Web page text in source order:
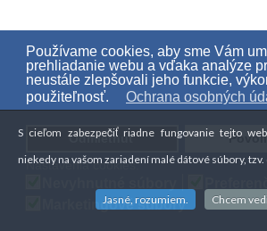
Používame cookies, aby sme Vám
prehliadanie webu a vďaka analýze
neustále zlepšovali jeho funkcie,
použiteľnosť.
Ochrana osobných
Odmietnuť
Nastavenia cookies:
Marketingové súbory
S cieľom zabezpečiť riadne fungovanie tejto
niekedy na vašom zariadení malé dátové súbory, tzv.
Jasné, rozumiem. Chcem